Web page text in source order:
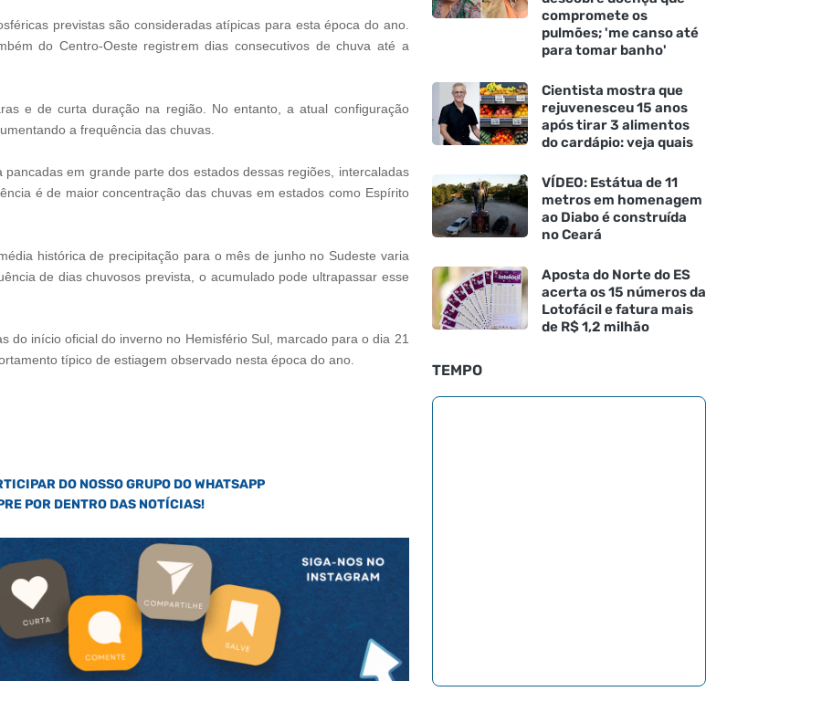
previstas são consideradas atípicas para esta época do ano.
do Centro-Oeste registrem dias consecutivos de chuva até a
e de curta duração na região. No entanto, a atual configuração
a frequência das chuvas.
em grande parte dos estados dessas regiões, intercaladas
é de maior concentração das chuvas em estados como Espírito
histórica de precipitação para o mês de junho no Sudeste varia
de dias chuvosos prevista, o acumulado pode ultrapassar esse
do início oficial do inverno no Hemisfério Sul, marcado para o dia 21
típico de estiagem observado nesta época do ano.
DO NOSSO GRUPO DO WHATSAPP
POR DENTRO DAS NOTÍCIAS!
compromete os
pulmões; 'me canso até
para tomar banho'
Cientista mostra que
rejuvenesceu 15 anos
após tirar 3 alimentos
do cardápio: veja quais
VÍDEO: Estátua de 11
metros em homenagem
ao Diabo é construída
no Ceará
Aposta do Norte do ES
acerta os 15 números da
Lotofácil e fatura mais
de R$ 1,2 milhão
TEMPO